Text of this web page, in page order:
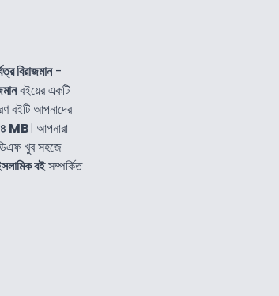
বিরাজমান-
বইয়ের একটি
বইটি আপনাদের
৪ MB। আপনারা
খুব সহজে
বইসম্পর্কিত